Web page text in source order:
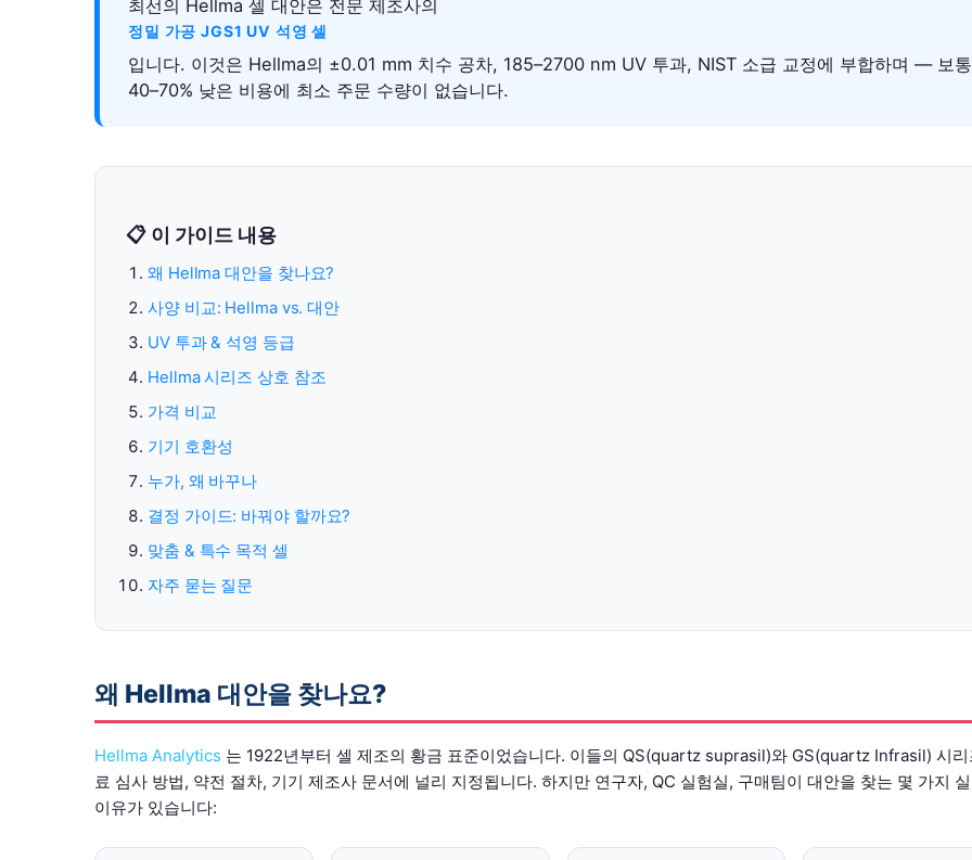
최선의 Hellma 셀 대안은 전문 제조사의
정밀 가공 JGS1 UV 석영 셀
입니다. 이것은 Hellma의 ±0.01 mm 치수 공차, 185–2700 nm UV 투과, NIST 소급 교정에 부합하며 — 보통
40–70% 낮은 비용에 최소 주문 수량이 없습니다.
📋 이 가이드 내용
왜 Hellma 대안을 찾나요?
사양 비교: Hellma vs. 대안
UV 투과 & 석영 등급
Hellma 시리즈 상호 참조
가격 비교
기기 호환성
누가, 왜 바꾸나
결정 가이드: 바꿔야 할까요?
맞춤 & 특수 목적 셀
자주 묻는 질문
왜 Hellma 대안을 찾나요?
Hellma Analytics 는 1922년부터 셀 제조의 황금 표준이었습니다. 이들의 QS(quartz suprasil)와 GS(quartz Infrasil) 시
료 심사 방법, 약전 절차, 기기 제조사 문서에 널리 지정됩니다. 하지만 연구자, QC 실험실, 구매팀이 대안을 찾는 몇 가지
이유가 있습니다: